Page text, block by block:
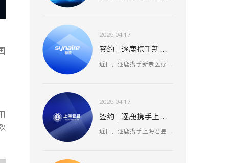
2025.04.17
签约 | 逐鹿携手新奈 数据赋能品牌策略升级
近日，逐鹿携手新奈医疗，数据赋能品牌策略升级，以创新为驱动，以用户为中心，助力其开启品牌增长新纪元。
2025.04.17
签约 | 逐鹿携手上海君昱 打造数字营销新生态
近日，逐鹿携手上海君昱信息科技有限公司，赋能品牌形象数字化，以全新的互联网形象为品牌营销赋能。